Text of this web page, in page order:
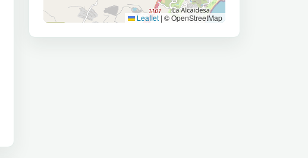
Leaflet | © OpenStreetMap